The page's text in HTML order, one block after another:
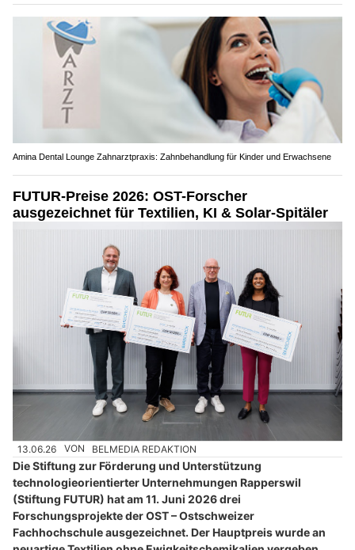
Amina Dental Lounge Zahnarztpraxis: Zahnbehandlung für Kinder und Erwachsene
FUTUR-Preise 2026: OST-Forscher
ausgezeichnet für Textilien, KI & Solar-Spitäler
13.06.26 VON BELMEDIA REDAKTION
Die Stiftung zur Förderung und Unterstützung
technologieorientierter Unternehmungen Rapperswil
(Stiftung FUTUR) hat am 11. Juni 2026 drei
Forschungsprojekte der OST – Ostschweizer
Fachhochschule ausgezeichnet. Der Hauptpreis wurde an